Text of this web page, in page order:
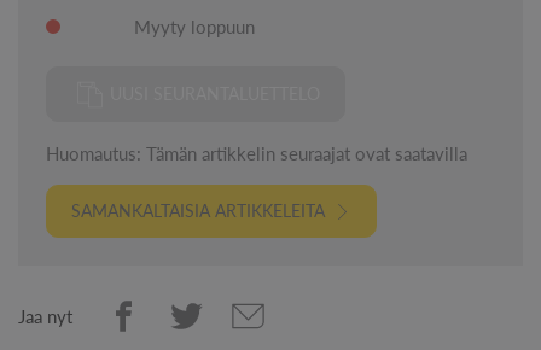
Myyty loppuun
Huomautus: Tämän artikkelin seuraajat ovat saatavilla
SAMANKALTAISIA ARTIKKELEITA
Jaa nyt